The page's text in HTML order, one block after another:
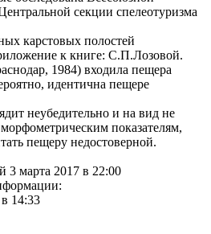
секции спелеотуризма
карстовых полостей
к книге: С.П.Лозовой.
1984) входила пещера
идентична пещере
неубедительно и на вид не
показателям,
пещеру недостоверной.
3 марта 2017 в 22:00
14:33